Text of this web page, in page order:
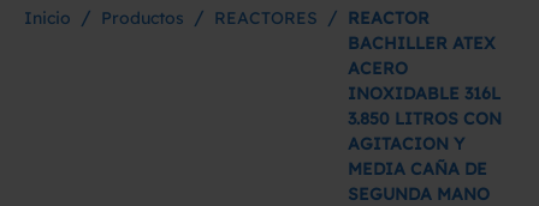
Inicio / Productos / REACTORES / REACTOR
BACHILLER ATEX
ACERO
INOXIDABLE 316L
3.850 LITROS CON
AGITACION Y
MEDIA CAÑA DE
SEGUNDA MANO